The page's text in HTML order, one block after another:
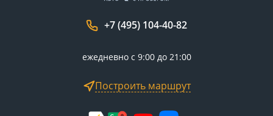
+7 (495) 104-40-82
ежедневно с 9:00 до 21:00
Построить маршрут